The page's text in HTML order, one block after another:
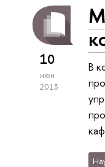
10
июн
2013
В